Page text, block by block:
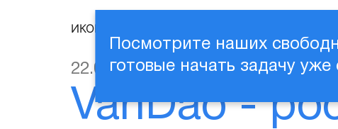
Посмотрите наших
готовые начать задачу уже
ИКОНИКА
22.05.2025
VanDao -